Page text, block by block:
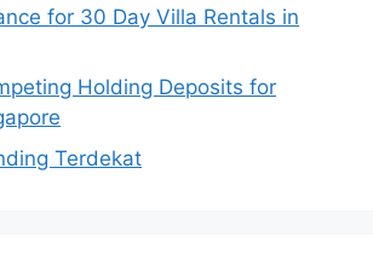
for 30 Day Villa Rentals in
Holding Deposits for
Terdekat